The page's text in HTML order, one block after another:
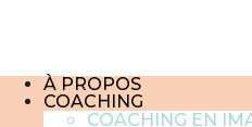
À PROPOS
COACHING
COACHING EN
12 décembre 2024
Ce post fait suite à mon premier